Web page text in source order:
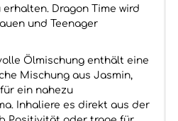
Dragon Time wird
und Teenager
Ölmischung enthält eine
Mischung aus Jasmin,
ein nahezu
Inhaliere es direkt aus der